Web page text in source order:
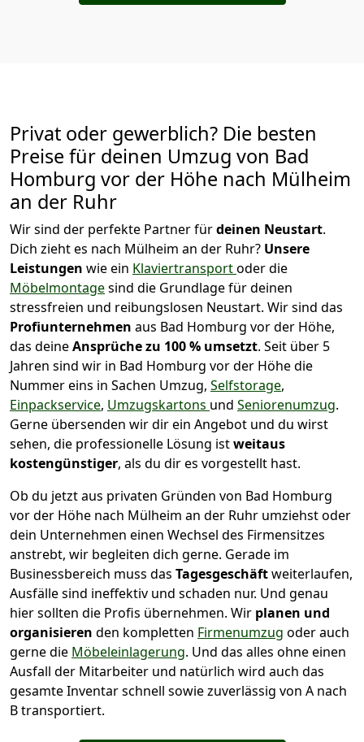
Privat oder gewerblich? Die besten
Preise für deinen Umzug von Bad
Homburg vor der Höhe nach Mülheim
an der Ruhr
Wir sind der perfekte Partner fürdeinen Neustart.
Dich zieht es nach Mülheim an der Ruhr? Unsere
Leistungen wie ein Klaviertransportoder die
Möbelmontagesind die Grundlage für deinen
stressfreien und reibungslosen Neustart. Wir sind das
Profiunternehmen aus Bad Homburg vor der Höhe,
das deineAnsprüche zu 100 % umsetzt. Seit über 5
Jahren sind wir in Bad Homburg vor der Höhe die
Nummer eins in Sachen Umzug, Selfstorage,
Einpackservice, Umzugskartons und Seniorenumzug.
Gerne übersenden wir dir ein Angebot und du wirst
sehen, die professionelle Lösung istweitaus
kostengünstiger, als du dir es vorgestellt hast.
Ob du jetzt aus privaten Gründen von Bad Homburg
vor der Höhe nach Mülheim an der Ruhr umziehst oder
dein Unternehmen einen Wechsel des Firmensitzes
anstrebt, wir begleiten dich gerne. Gerade im
Businessbereich muss das Tagesgeschäftweiterlaufen,
Ausfälle sind ineffektiv und schaden nur. Und genau
hier sollten die Profis übernehmen. Wir planen und
organisieren den kompletten Firmenumzug oder auch
gerne die Möbeleinlagerung. Und das alles ohne einen
Ausfall der Mitarbeiter und natürlich wird auch das
gesamte Inventar schnell sowie zuverlässig von A nach
B transportiert.